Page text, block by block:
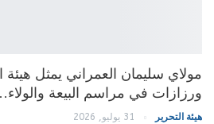
مولاي سليمان العمراني يمثل
ورزازات في مراسم البيعة
هيئة التحرير 31 يوليو, 2026